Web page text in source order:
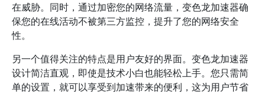
在威胁。同时，通过加密您的网络流量，变色龙加速器确
保您的在线活动不被第三方监控，提升了您的网络安全
性。
另一个值得关注的特点是用户友好的界面。变色龙加速器
设计简洁直观，即使是技术小白也能轻松上手。您只需简
单的设置，就可以享受到加速带来的便利，这为用户节省